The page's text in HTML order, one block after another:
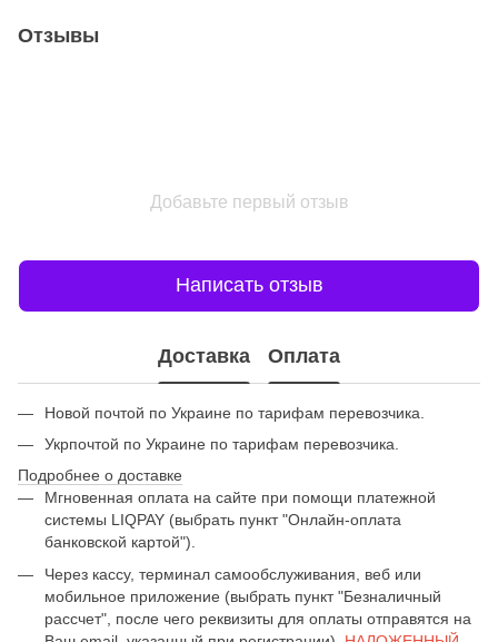
Отзывы
Добавьте первый отзыв
Написать отзыв
Доставка Оплата
Новой почтой по Украине по тарифам перевозчика.
Укрпочтой по Украине по тарифам перевозчика.
Подробнее о доставке
Мгновенная оплата на сайте при помощи платежной
системы LIQPAY (выбрать пункт "Онлайн-оплата
банковской картой").
Через кассу, терминал самообслуживания, веб или
мобильное приложение (выбрать пункт "Безналичный
рассчет", после чего реквизиты для оплаты отправятся на